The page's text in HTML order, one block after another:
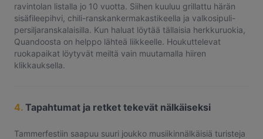
ravintolan listalla jo 10 vuotta. Siihen kuuluu grillattu härän
sisäfileepihvi, chili-ranskankermakastikeella ja valkosipuli-
persiljaranskalaisilla. Kun haluat löytää tällaisia herkkuruokia,
Quandoosta on helppo lähteä liikkeelle. Houkuttelevat
ruokapaikat löytyvät meiltä vain muutamalla hiiren
klikkauksella.
4. Tapahtumat ja retket tekevät nälkäiseksi
Tammerfestiin saapuu suuri joukko musiikinnälkäisiä turisteja